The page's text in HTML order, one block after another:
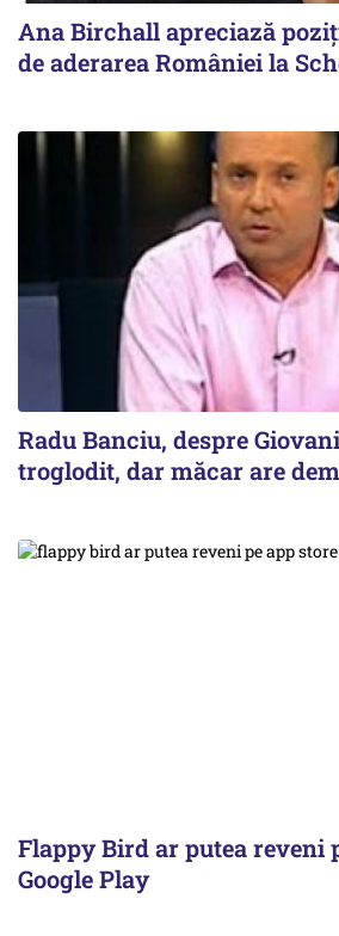
Ana Birchall apreciază
de aderarea României la
Radu Banciu, despre
troglodit, dar măcar are
Flappy Bird ar putea reveni
Google Play